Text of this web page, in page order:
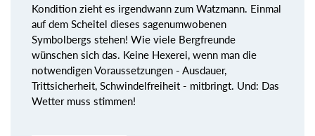
Kondition zieht es irgendwann zum Watzmann. Einmal
auf dem Scheitel dieses sagenumwobenen
Symbolbergs stehen! Wie viele Bergfreunde
wünschen sich das. Keine Hexerei, wenn man die
notwendigen Voraussetzungen - Ausdauer,
Trittsicherheit, Schwindelfreiheit - mitbringt. Und: Das
Wetter muss stimmen!